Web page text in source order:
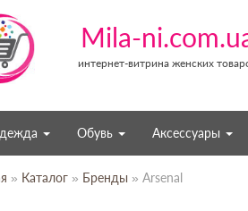
Mila-
интернет-витрина женских
Обувь Аксессуары
» Каталог » Бренды » Arsenal